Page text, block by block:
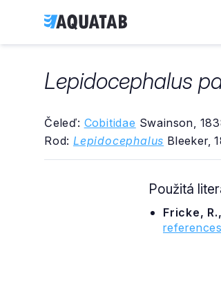
Lepidocephalus
Čeleď: Cobitidae Swainson,
Rod: Lepidocephalus Bleeker,
Použitá
Fricke,
references